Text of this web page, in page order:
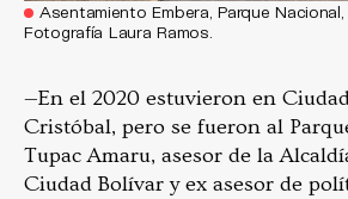
Asentamiento Embera, Parque
Fotografía Laura Ramos.
—En el 2020 estuvieron en
Cristóbal, pero se fueron al
Tupac Amaru, asesor de la
Ciudad Bolívar y ex asesor de